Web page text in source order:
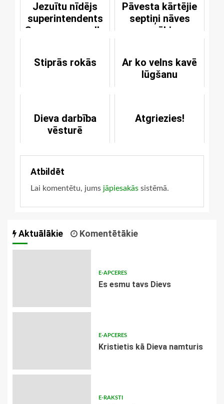
Jezuītu nīdējs
superintendents
Samsons un vella
Pāvesta kārtējie
septiņi nāves
grēki
Stiprās rokās
Ar ko velns kavē
lūgšanu
Dieva darbība
vēsturē
Atgriezies!
Atbildēt
Lai komentētu, jums jāpiesakās sistēmā.
Aktuālākie Komentētākie
E-APCERES
Es esmu tavs Dievs
E-APCERES
Kristietis kā Dieva namturis
E-RAKSTI